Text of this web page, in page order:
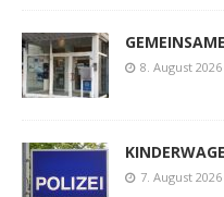
8. August 2026
7. August 2026